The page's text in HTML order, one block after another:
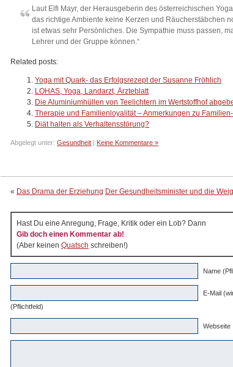
Laut Elfi Mayr, der Herausgeberin des österreichischen
das richtige Ambiente keine Kerzen und Räucherstäbchen
ist etwas sehr Persönliches. Die Sympathie muss passen,
Lehrer und der Gruppe können.“
Related posts:
Yoga mit Quark- das Erfolgsrezept der Susanne Fröhlich
LOHAS, Yoga, Landarzt, Ärzteblatt
Die Aluminiumhüllen von Teelichtern im Wertstoffhof
Therapie und Familienloyalität – Anmerkungen zu
Diät halten als Verhaltensstörung?
Abgelegt unter: Gesundheit | Keine Kommentare »
« Das Drama der Erziehung Der Gesundheitsminister und die
Hast Du eine Anregung, Frage, Kritik oder ein Lob? Dann
Gib doch einen Kommentar ab!
(Aber keinen Quatsch schreiben!)
Name
E-Mail
(Pflichtfeld)
Webseite